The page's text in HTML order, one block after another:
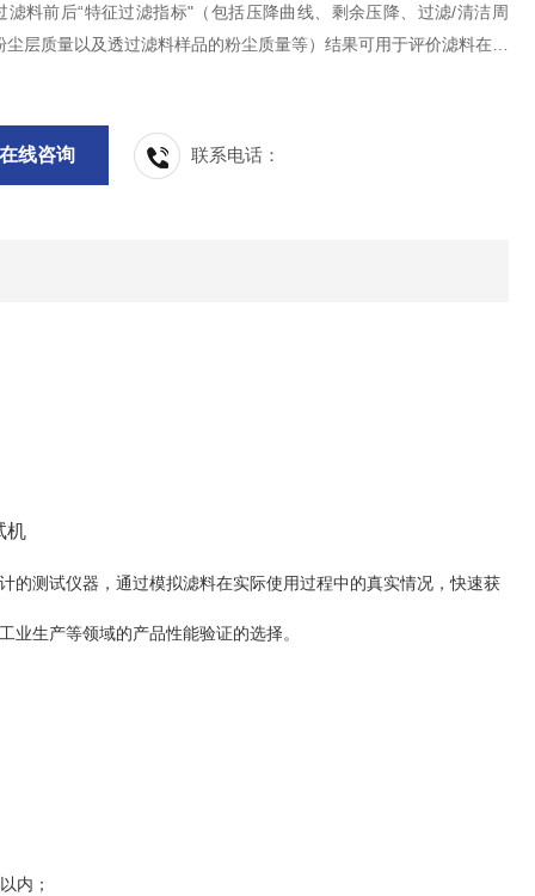
滤料前后“特征过滤指标"（包括压降曲线、剩余压降、过滤/清洁周
尘层质量以及透过滤料样品的粉尘质量等）结果可用于评价滤料在实
在线咨询 联系电话：
测试仪器，通过模拟滤料在实际使用过程中的真实情况，快速获
生产等领域的产品性能验证的选择。
内；